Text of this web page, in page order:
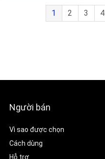
1 2 3 4
Người bán
Vì sao được chọn
Cách dùng
Hỗ trợ